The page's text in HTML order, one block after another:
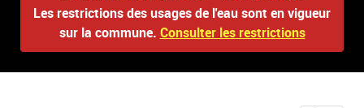
Les restrictions des usages de l'eau sont en vigueur
sur la commune. Consulter les restrictions